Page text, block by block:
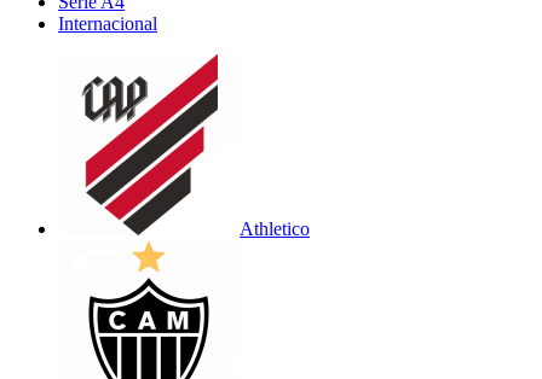
Internacional
Athletico